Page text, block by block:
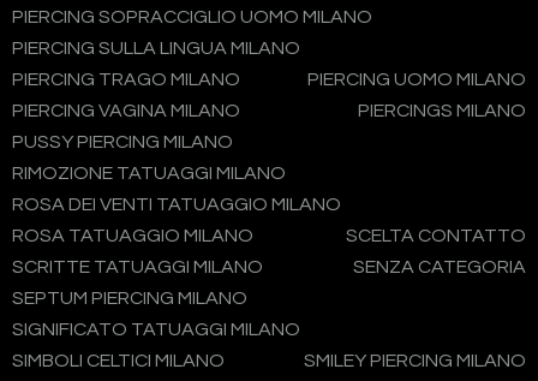
PIERCING SOPRACCIGLIO UOMO MILANO
PIERCING SULLA LINGUA MILANO
PIERCING TRAGO MILANO
PIERCING UOMO MILANO
PIERCING VAGINA MILANO
PIERCINGS MILANO
PUSSY PIERCING MILANO
RIMOZIONE TATUAGGI MILANO
ROSA DEI VENTI TATUAGGIO MILANO
ROSA TATUAGGIO MILANO
SCELTA CONTATTO
SCRITTE TATUAGGI MILANO
SENZA CATEGORIA
SEPTUM PIERCING MILANO
SIGNIFICATO TATUAGGI MILANO
SIMBOLI CELTICI MILANO
SMILEY PIERCING MILANO